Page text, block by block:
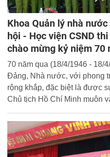
Khoa Quản lý nhà
hội - Học viện CSND
chào mừng kỷ niệm 70
của lực lượng Cảnh sát
trật tự xã hội
70 năm qua (18/4/1946 - 18/
Đảng, Nhà nước, với phong
rộng khắp, đặc biệt là được
Chủ tịch Hồ Chí Minh muôn
nói riêng ngày càng trưởng
đoạn cách mạng đầy gian
vang, luôn xứng đáng với